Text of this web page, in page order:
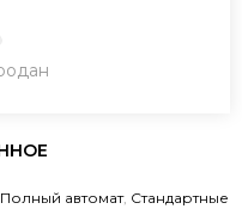
Полный автомат, Стандартные